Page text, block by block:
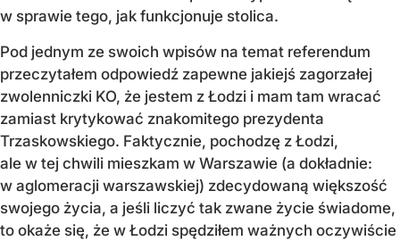
w sprawie tego, jak funkcjonuje stolica.
Pod jednym ze swoich wpisów na temat referendum
przeczytałem odpowiedź zapewne jakiejś zagorzałej
zwolenniczki KO, że jestem z Łodzi i mam tam wracać
zamiast krytykować znakomitego prezydenta
Trzaskowskiego. Faktycznie, pochodzę z Łodzi,
ale w tej chwili mieszkam w Warszawie (a dokładnie:
w aglomeracji warszawskiej) zdecydowaną większość
swojego życia, a jeśli liczyć tak zwane życie świadome,
to okaże się, że w Łodzi spędziłem ważnych oczywiście